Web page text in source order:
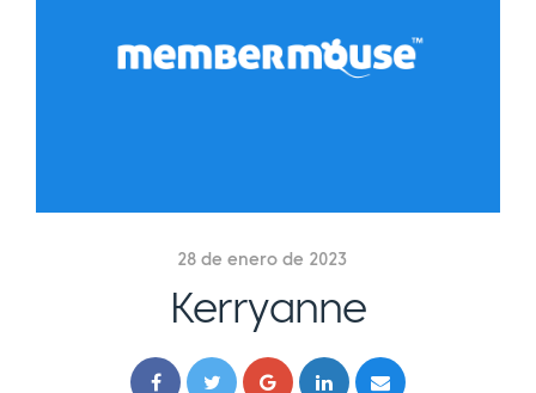
28 de enero de 2023
Kerryanne